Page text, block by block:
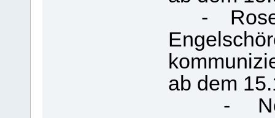
-
ab dem
-